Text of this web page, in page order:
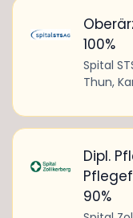
100%
Spital
Thun,
Dipl.
90%